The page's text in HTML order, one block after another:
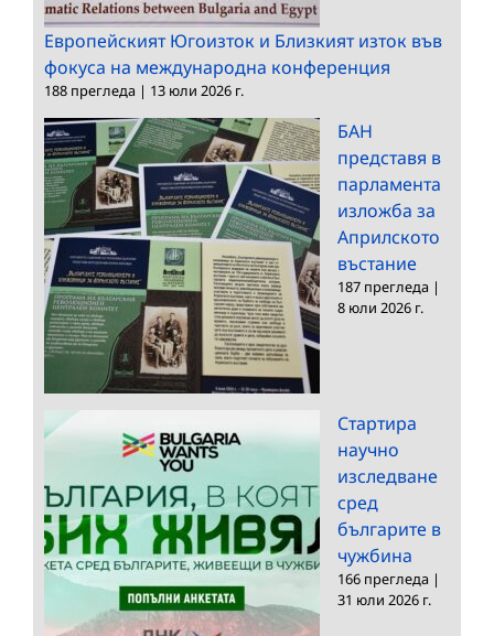
Европейският Югоизток и Близкият изток във
фокуса на международна конференция
188 прегледа | 13 юли 2026 г.
БАН
представя в
парламента
изложба за
Априлското
въстание
187 прегледа |
8 юли 2026 г.
Стартира
научно
изследване
сред
българите в
чужбина
166 прегледа |
31 юли 2026 г.